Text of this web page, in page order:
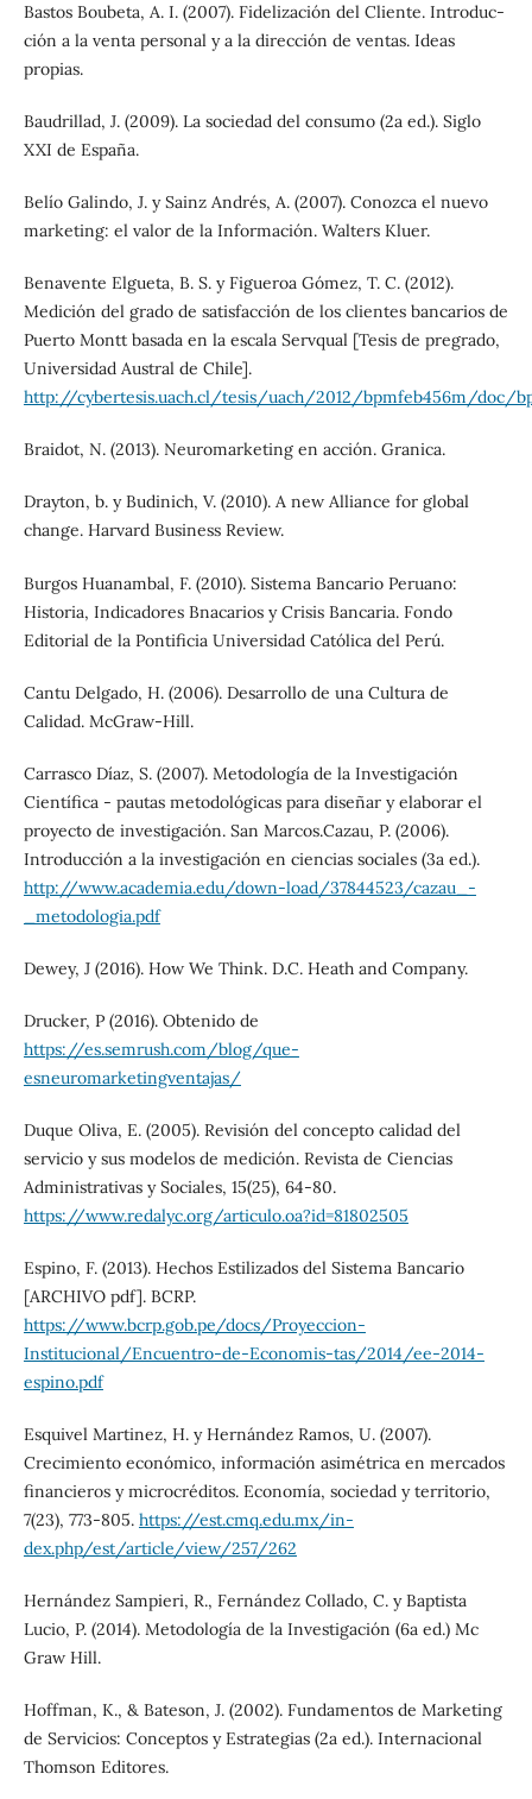
Bastos Boubeta, A. I. (2007). Fidelización del Cliente. Introduc-
ción a la venta personal y a la dirección de ventas. Ideas
propias.
Baudrillad, J. (2009). La sociedad del consumo (2a ed.). Siglo
XXI de España.
Belío Galindo, J. y Sainz Andrés, A. (2007). Conozca el nuevo
marketing: el valor de la Información. Walters Kluer.
Benavente Elgueta, B. S. y Figueroa Gómez, T. C. (2012).
Medición del grado de satisfacción de los clientes bancarios de
Puerto Montt basada en la escala Servqual [Tesis de pregrado,
Universidad Austral de Chile].
http://cybertesis.uach.cl/tesis/uach/2012/bpmfeb456m/doc/
Braidot, N. (2013). Neuromarketing en acción. Granica.
Drayton, b. y Budinich, V. (2010). A new Alliance for global
change. Harvard Business Review.
Burgos Huanambal, F. (2010). Sistema Bancario Peruano:
Historia, Indicadores Bnacarios y Crisis Bancaria. Fondo
Editorial de la Pontificia Universidad Católica del Perú.
Cantu Delgado, H. (2006). Desarrollo de una Cultura de
Calidad. McGraw-Hill.
Carrasco Díaz, S. (2007). Metodología de la Investigación
Científica - pautas metodológicas para diseñar y elaborar el
proyecto de investigación. San Marcos.Cazau, P. (2006).
Introducción a la investigación en ciencias sociales (3a ed.).
http://www.academia.edu/down-load/37844523/cazau_-
_metodologia.pdf
Dewey, J (2016). How We Think. D.C. Heath and Company.
Drucker, P (2016). Obtenido de
https://es.semrush.com/blog/que-
esneuromarketingventajas/
Duque Oliva, E. (2005). Revisión del concepto calidad del
servicio y sus modelos de medición. Revista de Ciencias
Administrativas y Sociales, 15(25), 64-80.
https://www.redalyc.org/articulo.oa?id=81802505
Espino, F. (2013). Hechos Estilizados del Sistema Bancario
[ARCHIVO pdf]. BCRP.
https://www.bcrp.gob.pe/docs/Proyeccion-
Institucional/Encuentro-de-Economis-tas/2014/ee-2014-
espino.pdf
Esquivel Martinez, H. y Hernández Ramos, U. (2007).
Crecimiento económico, información asimétrica en mercados
financieros y microcréditos. Economía, sociedad y territorio,
7(23), 773-805. https://est.cmq.edu.mx/in-
dex.php/est/article/view/257/262
Hernández Sampieri, R., Fernández Collado, C. y Baptista
Lucio, P. (2014). Metodología de la Investigación (6a ed.) Mc
Graw Hill.
Hoffman, K., & Bateson, J. (2002). Fundamentos de Marketing
de Servicios: Conceptos y Estrategias (2a ed.). Internacional
Thomson Editores.